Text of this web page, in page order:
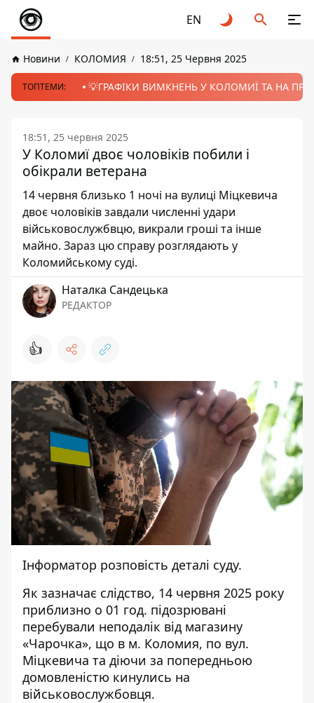
EN
Новини КОЛОМИЯ 18:51, 25 Червня 2025
ТОПТЕМИ: 💡ГРАФІКИ ВИМКНЕНЬ У КОЛОМИЇ ТА НА
18:51, 25 червня 2025
У Коломиї двоє чоловіків побили і
обікрали ветерана
14 червня близько 1 ночі на вулиці Міцкевича
двоє чоловіків завдали численні удари
військовослужбвцю, викрали гроші та інше
майно. Зараз цю справу розглядають у
Коломийському суді.
Наталка Сандецька
РЕДАКТОР
👍
Інформатор розповість деталі суду.
Як зазначає слідство, 14 червня 2025 року
приблизно о 01 год. підозрювані
перебували неподалік від магазину
«Чарочка», що в м. Коломия, по вул.
Міцкевича та діючи за попередньою
домовленістю кинулись на
військовослужбовця.